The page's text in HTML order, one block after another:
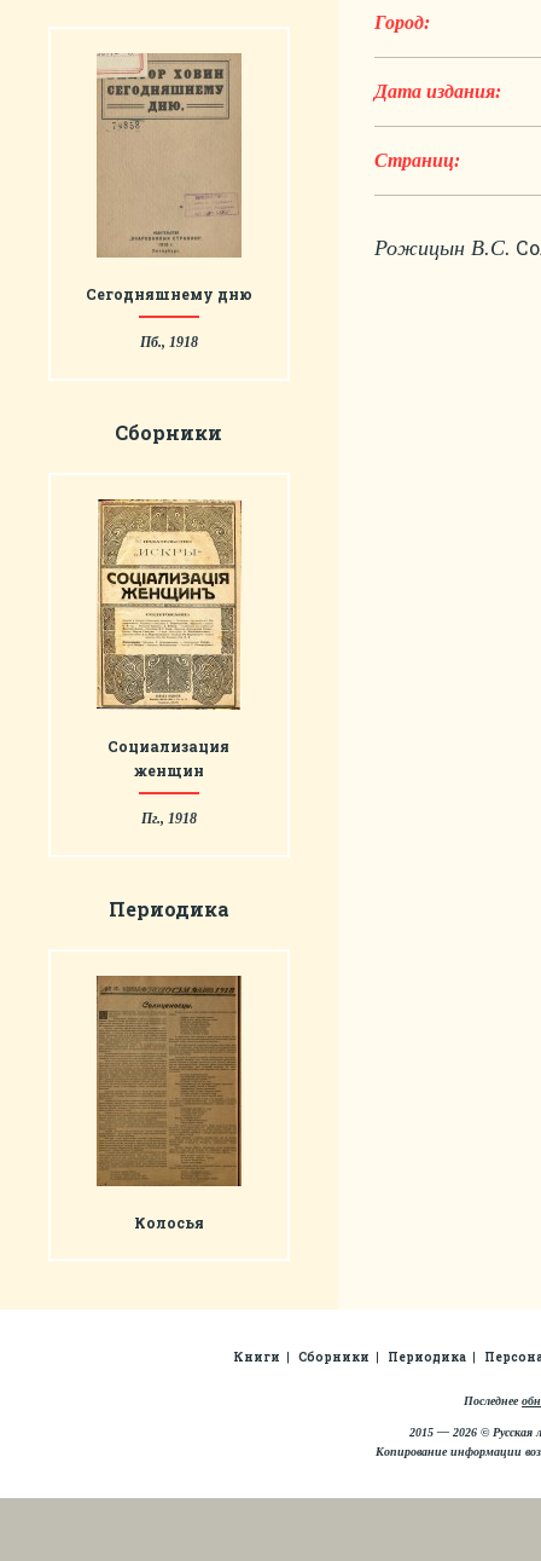
Сегодняшнему дню
Пб., 1918
Сборники
Социализация
женщин
Пг., 1918
Периодика
Колосья
Город:
Дата издания:
Страниц:
Рожицын В.С.
Книги Сборники Периодика
Последнее
2015 — 2026 © Русская
Копирование информации